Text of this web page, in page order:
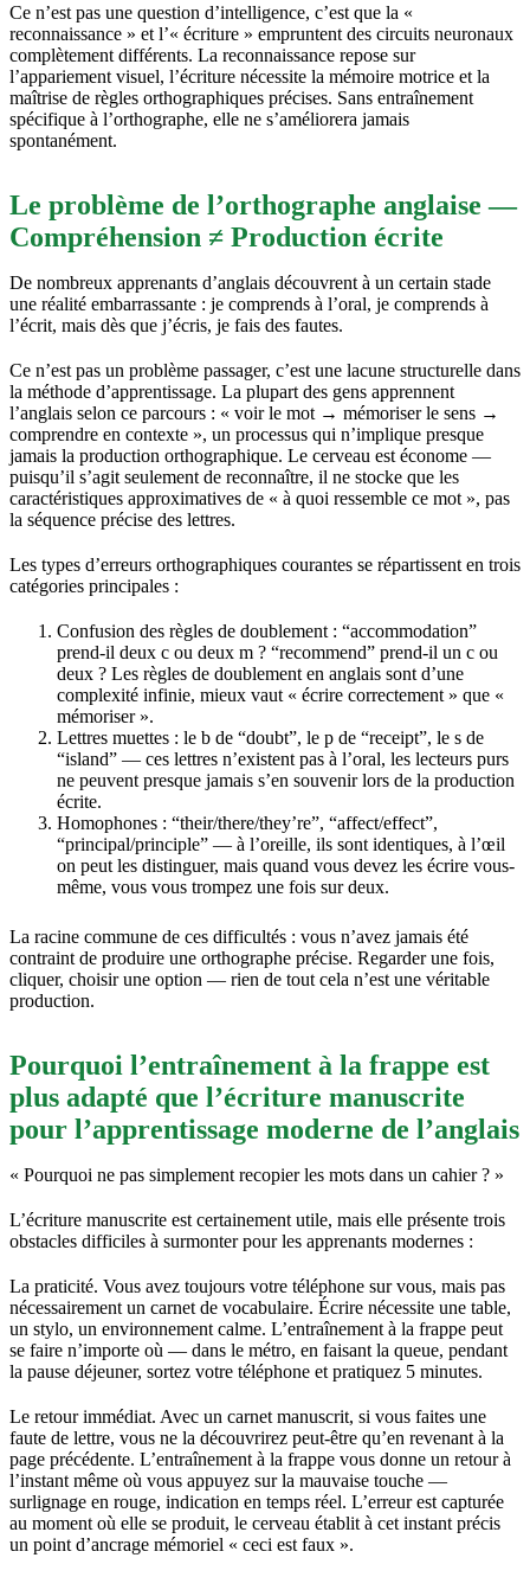
Ce n’est pas une question d’intelligence, c’est que la «
reconnaissance » et l’« écriture » empruntent des circuits neuronaux
complètement différents. La reconnaissance repose sur
l’appariement visuel, l’écriture nécessite la mémoire motrice et la
maîtrise de règles orthographiques précises. Sans entraînement
spécifique à l’orthographe, elle ne s’améliorera jamais
spontanément.
Le problème de l’orthographe anglaise —
Compréhension ≠ Production écrite
De nombreux apprenants d’anglais découvrent à un certain stade
une réalité embarrassante : je comprends à l’oral, je comprends à
l’écrit, mais dès que j’écris, je fais des fautes.
Ce n’est pas un problème passager, c’est une lacune structurelle dans
la méthode d’apprentissage. La plupart des gens apprennent
l’anglais selon ce parcours : « voir le mot → mémoriser le sens →
comprendre en contexte », un processus qui n’implique presque
jamais la production orthographique. Le cerveau est économe —
puisqu’il s’agit seulement de reconnaître, il ne stocke que les
caractéristiques approximatives de « à quoi ressemble ce mot », pas
la séquence précise des lettres.
Les types d’erreurs orthographiques courantes se répartissent en trois
catégories principales :
Confusion des règles de doublement : “accommodation”
prend-il deux c ou deux m ? “recommend” prend-il un c ou
deux ? Les règles de doublement en anglais sont d’une
complexité infinie, mieux vaut « écrire correctement » que «
mémoriser ».
Lettres muettes : le b de “doubt”, le p de “receipt”, le s de
“island” — ces lettres n’existent pas à l’oral, les lecteurs purs
ne peuvent presque jamais s’en souvenir lors de la production
écrite.
Homophones : “their/there/they’re”, “affect/effect”,
“principal/principle” — à l’oreille, ils sont identiques, à l’œil
on peut les distinguer, mais quand vous devez les écrire vous-
même, vous vous trompez une fois sur deux.
La racine commune de ces difficultés : vous n’avez jamais été
contraint de produire une orthographe précise. Regarder une fois,
cliquer, choisir une option — rien de tout cela n’est une véritable
production.
Pourquoi l’entraînement à la frappe est
plus adapté que l’écriture manuscrite
pour l’apprentissage moderne de l’anglais
« Pourquoi ne pas simplement recopier les mots dans un cahier ? »
L’écriture manuscrite est certainement utile, mais elle présente trois
obstacles difficiles à surmonter pour les apprenants modernes :
La praticité. Vous avez toujours votre téléphone sur vous, mais pas
nécessairement un carnet de vocabulaire. Écrire nécessite une table,
un stylo, un environnement calme. L’entraînement à la frappe peut
se faire n’importe où — dans le métro, en faisant la queue, pendant
la pause déjeuner, sortez votre téléphone et pratiquez 5 minutes.
Le retour immédiat. Avec un carnet manuscrit, si vous faites une
faute de lettre, vous ne la découvrirez peut-être qu’en revenant à la
page précédente. L’entraînement à la frappe vous donne un retour à
l’instant même où vous appuyez sur la mauvaise touche —
surlignage en rouge, indication en temps réel. L’erreur est capturée
au moment où elle se produit, le cerveau établit à cet instant précis
un point d’ancrage mémoriel « ceci est faux ».